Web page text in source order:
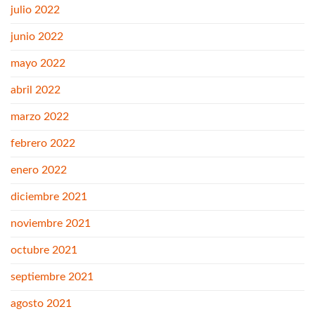
julio 2022
junio 2022
mayo 2022
abril 2022
marzo 2022
febrero 2022
enero 2022
diciembre 2021
noviembre 2021
octubre 2021
septiembre 2021
agosto 2021